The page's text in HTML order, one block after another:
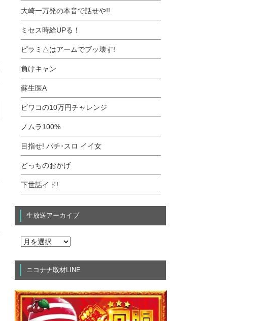
大崎一万発の本音で話せや!!
ミセス時給UPる！
ピラミ△はアームでブッ壊す!
負けキャン
蘇生医A
ビワコの10万円チャレンジ
ノムラ100%
目指せ! パチ･スロ イイ女
どっちのおかげ
下世話イド!
生放送アーカイブ
ニコナナ取材LINE